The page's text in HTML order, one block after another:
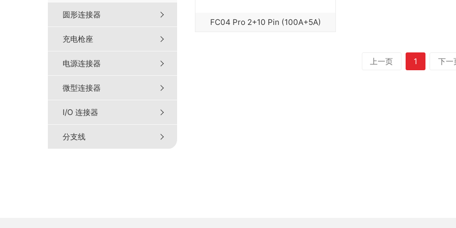
圆形连接器
充电枪座
电源连接器
微型连接器
I/O 连接器
分支线
FC04 Pro 2+10 Pin (100A+5A)
上一页 1 下一